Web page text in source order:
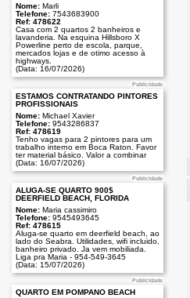
Nome: Marli
Telefone: 7543683900
Ref: 478622
Casa com 2 quartos 2 banheiros e
lavanderia. Na esquina Hillsboro X
Powerline perto de escola, parque,
mercados lojas e de otimo acesso à
highways.
(Data: 16/07/2026)
Publicidade
ESTAMOS CONTRATANDO PINTORES
PROFISSIONAIS
Nome: Michael Xavier
Telefone: 9543286837
Ref: 478619
Tenho vagas para 2 pintores para um
trabalho interno em Boca Raton. Favor
ter material básico. Valor a combinar
(Data: 16/07/2026)
Publicidade
ALUGA-SE QUARTO 900$
DEERFIELD BEACH, FLORIDA
Nome: Maria cassimiro
Telefone: 9545493645
Ref: 478615
Aluga-se quarto em deerfield beach, ao
lado do Seabra. Utilidades, wifi incluido,
banheiro privado. Ja vem mobiliada.
Liga pra Maria - 954-549-3645
(Data: 15/07/2026)
Publicidade
QUARTO EM POMPANO BEACH